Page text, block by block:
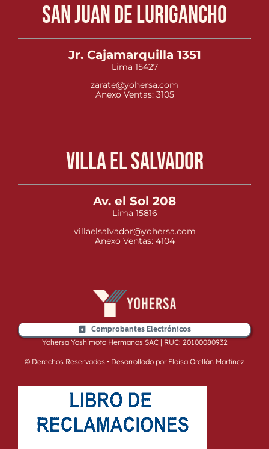
San Juan de Lurigancho
Jr. Cajamarquilla 1351
Lima 15427
zarate@yohersa.com
Anexo Ventas: 3105
Villa el Salvador
Av. el Sol 208
Lima 15816
villaelsalvador@yohersa.com
Anexo Ventas: 4104
Comprobantes Electrónicos
Yohersa Yoshimoto Hermanos SAC | RUC: 20100080932
© Derechos Reservados • Desarrollado por Eloisa Orellán Martínez